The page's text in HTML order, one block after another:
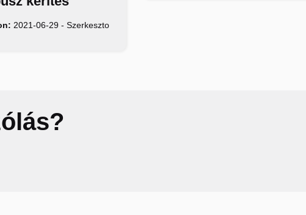
2021-06-29- Szerkeszto